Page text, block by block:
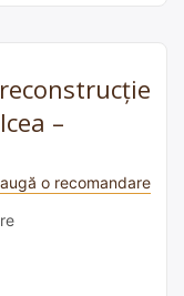
–
o recomandare